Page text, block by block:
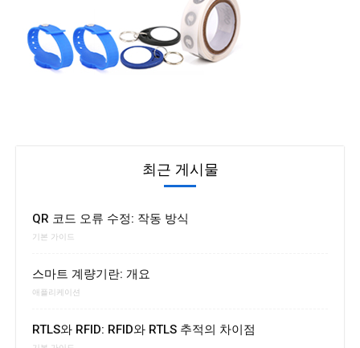
최근 게시물
QR 코드 오류 수정: 작동 방식
기본 가이드
스마트 계량기란: 개요
애플리케이션
RTLS와 RFID: RFID와 RTLS 추적의 차이점